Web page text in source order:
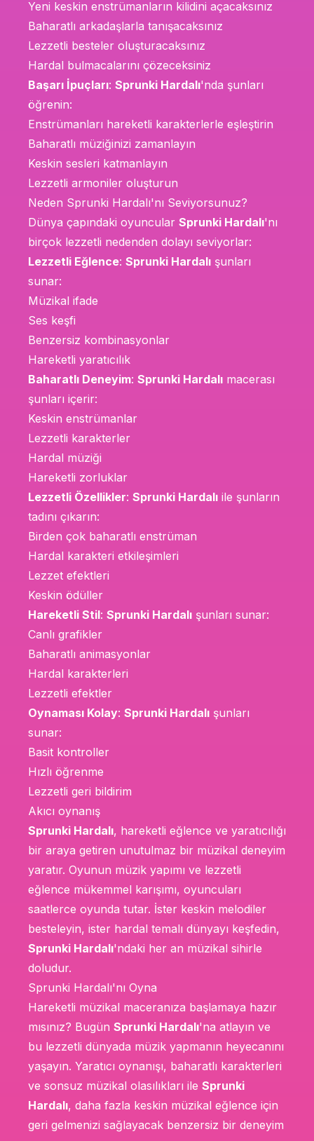
Yeni keskin enstrümanların kilidini açacaksınız
Baharatlı arkadaşlarla tanışacaksınız
Lezzetli besteler oluşturacaksınız
Hardal bulmacalarını çözeceksiniz
Başarı İpuçları: Sprunki Hardalı'nda şunları
öğrenin:
Enstrümanları hareketli karakterlerle eşleştirin
Baharatlı müziğinizi zamanlayın
Keskin sesleri katmanlayın
Lezzetli armoniler oluşturun
Neden Sprunki Hardalı'nı Seviyorsunuz?
Dünya çapındaki oyuncular Sprunki Hardalı'nı
birçok lezzetli nedenden dolayı seviyorlar:
Lezzetli Eğlence: Sprunki Hardalı şunları
sunar:
Müzikal ifade
Ses keşfi
Benzersiz kombinasyonlar
Hareketli yaratıcılık
Baharatlı Deneyim: Sprunki Hardalı macerası
şunları içerir:
Keskin enstrümanlar
Lezzetli karakterler
Hardal müziği
Hareketli zorluklar
Lezzetli Özellikler: Sprunki Hardalı ile şunların
tadını çıkarın:
Birden çok baharatlı enstrüman
Hardal karakteri etkileşimleri
Lezzet efektleri
Keskin ödüller
Hareketli Stil: Sprunki Hardalı şunları sunar:
Canlı grafikler
Baharatlı animasyonlar
Hardal karakterleri
Lezzetli efektler
Oynaması Kolay: Sprunki Hardalı şunları
sunar:
Basit kontroller
Hızlı öğrenme
Lezzetli geri bildirim
Akıcı oynanış
Sprunki Hardalı, hareketli eğlence ve yaratıcılığı
bir araya getiren unutulmaz bir müzikal deneyim
yaratır. Oyunun müzik yapımı ve lezzetli
eğlence mükemmel karışımı, oyuncuları
saatlerce oyunda tutar. İster keskin melodiler
besteleyin, ister hardal temalı dünyayı keşfedin,
Sprunki Hardalı'ndaki her an müzikal sihirle
doludur.
Sprunki Hardalı'nı Oyna
Hareketli müzikal maceranıza başlamaya hazır
mısınız? Bugün Sprunki Hardalı'na atlayın ve
bu lezzetli dünyada müzik yapmanın heyecanını
yaşayın. Yaratıcı oynanışı, baharatlı karakterleri
ve sonsuz müzikal olasılıkları ile Sprunki
Hardalı, daha fazla keskin müzikal eğlence için
geri gelmenizi sağlayacak benzersiz bir deneyim